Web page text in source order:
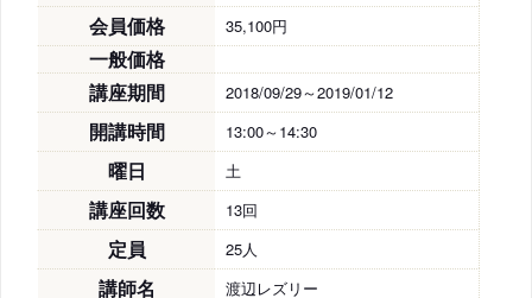
会員価格 35,100円
一般価格
講座期間
2018/09/29～2019/01/12
開講時間 13:00～14:30
曜日 土
講座回数 13回
定員 25人
講師名 渡辺レズリー